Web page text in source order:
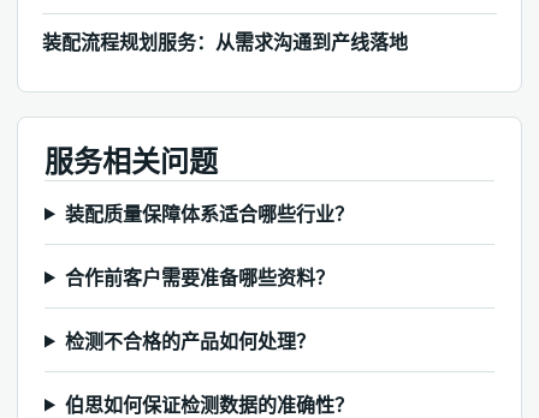
装配流程规划服务：从需求沟通到产线落地
服务相关问题
装配质量保障体系适合哪些行业？
合作前客户需要准备哪些资料？
检测不合格的产品如何处理？
伯思如何保证检测数据的准确性？